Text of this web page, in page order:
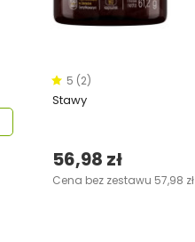
5 (2)
Stawy
56,98 zł
Cena bez zestawu 57,98 zł